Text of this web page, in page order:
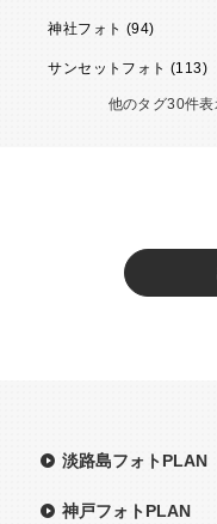
神社フォト (94)
サンセットフォト (113)
他のタグ30件表
淡路島フォトPLAN
神戸フォトPLAN